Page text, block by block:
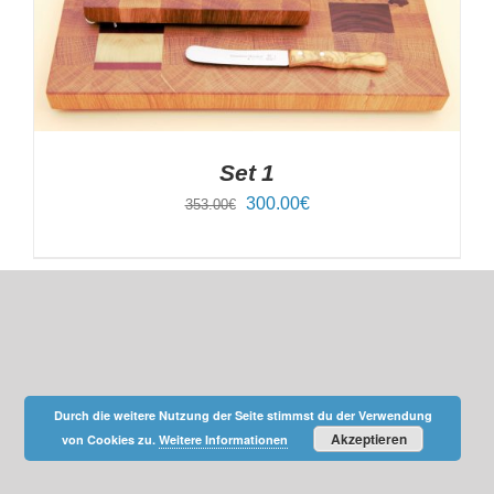
Set 1
353.00€
Ursprünglicher
300.00€Aktueller
Durch die weitere Nutzung der Seite stimmst du der Verwendung
von Cookies zu.Weitere Informationen Akzeptieren